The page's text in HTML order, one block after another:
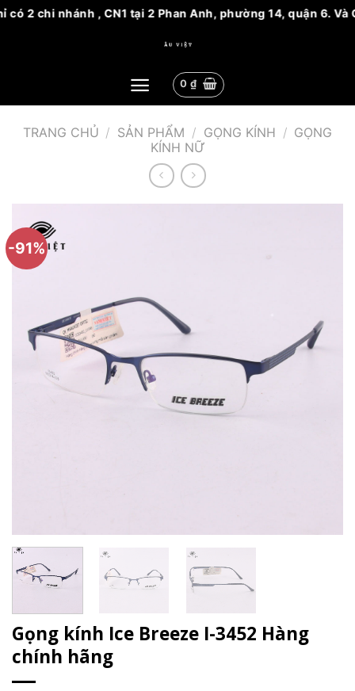
chi nhánh , CN1 tại 2 Phan Anh, phường 14, quận 6. Và
0 ₫
TRANG CHỦ / SẢN PHẨM / GỌNG KÍNH / GỌNG
KÍNH NỮ
-91%
Gọng kính Ice Breeze I-3452 Hàng
chính hãng